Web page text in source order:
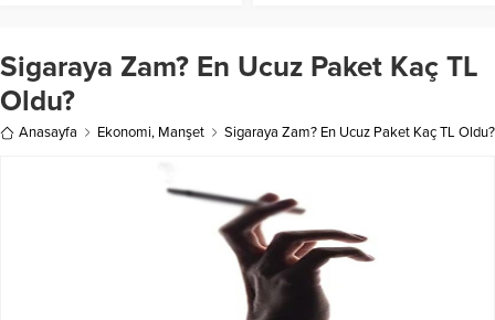
Sigaraya Zam? En Ucuz Paket Kaç TL
Oldu?
Anasayfa Ekonomi, Manşet Sigaraya Zam? En Ucuz Paket Kaç TL Oldu?